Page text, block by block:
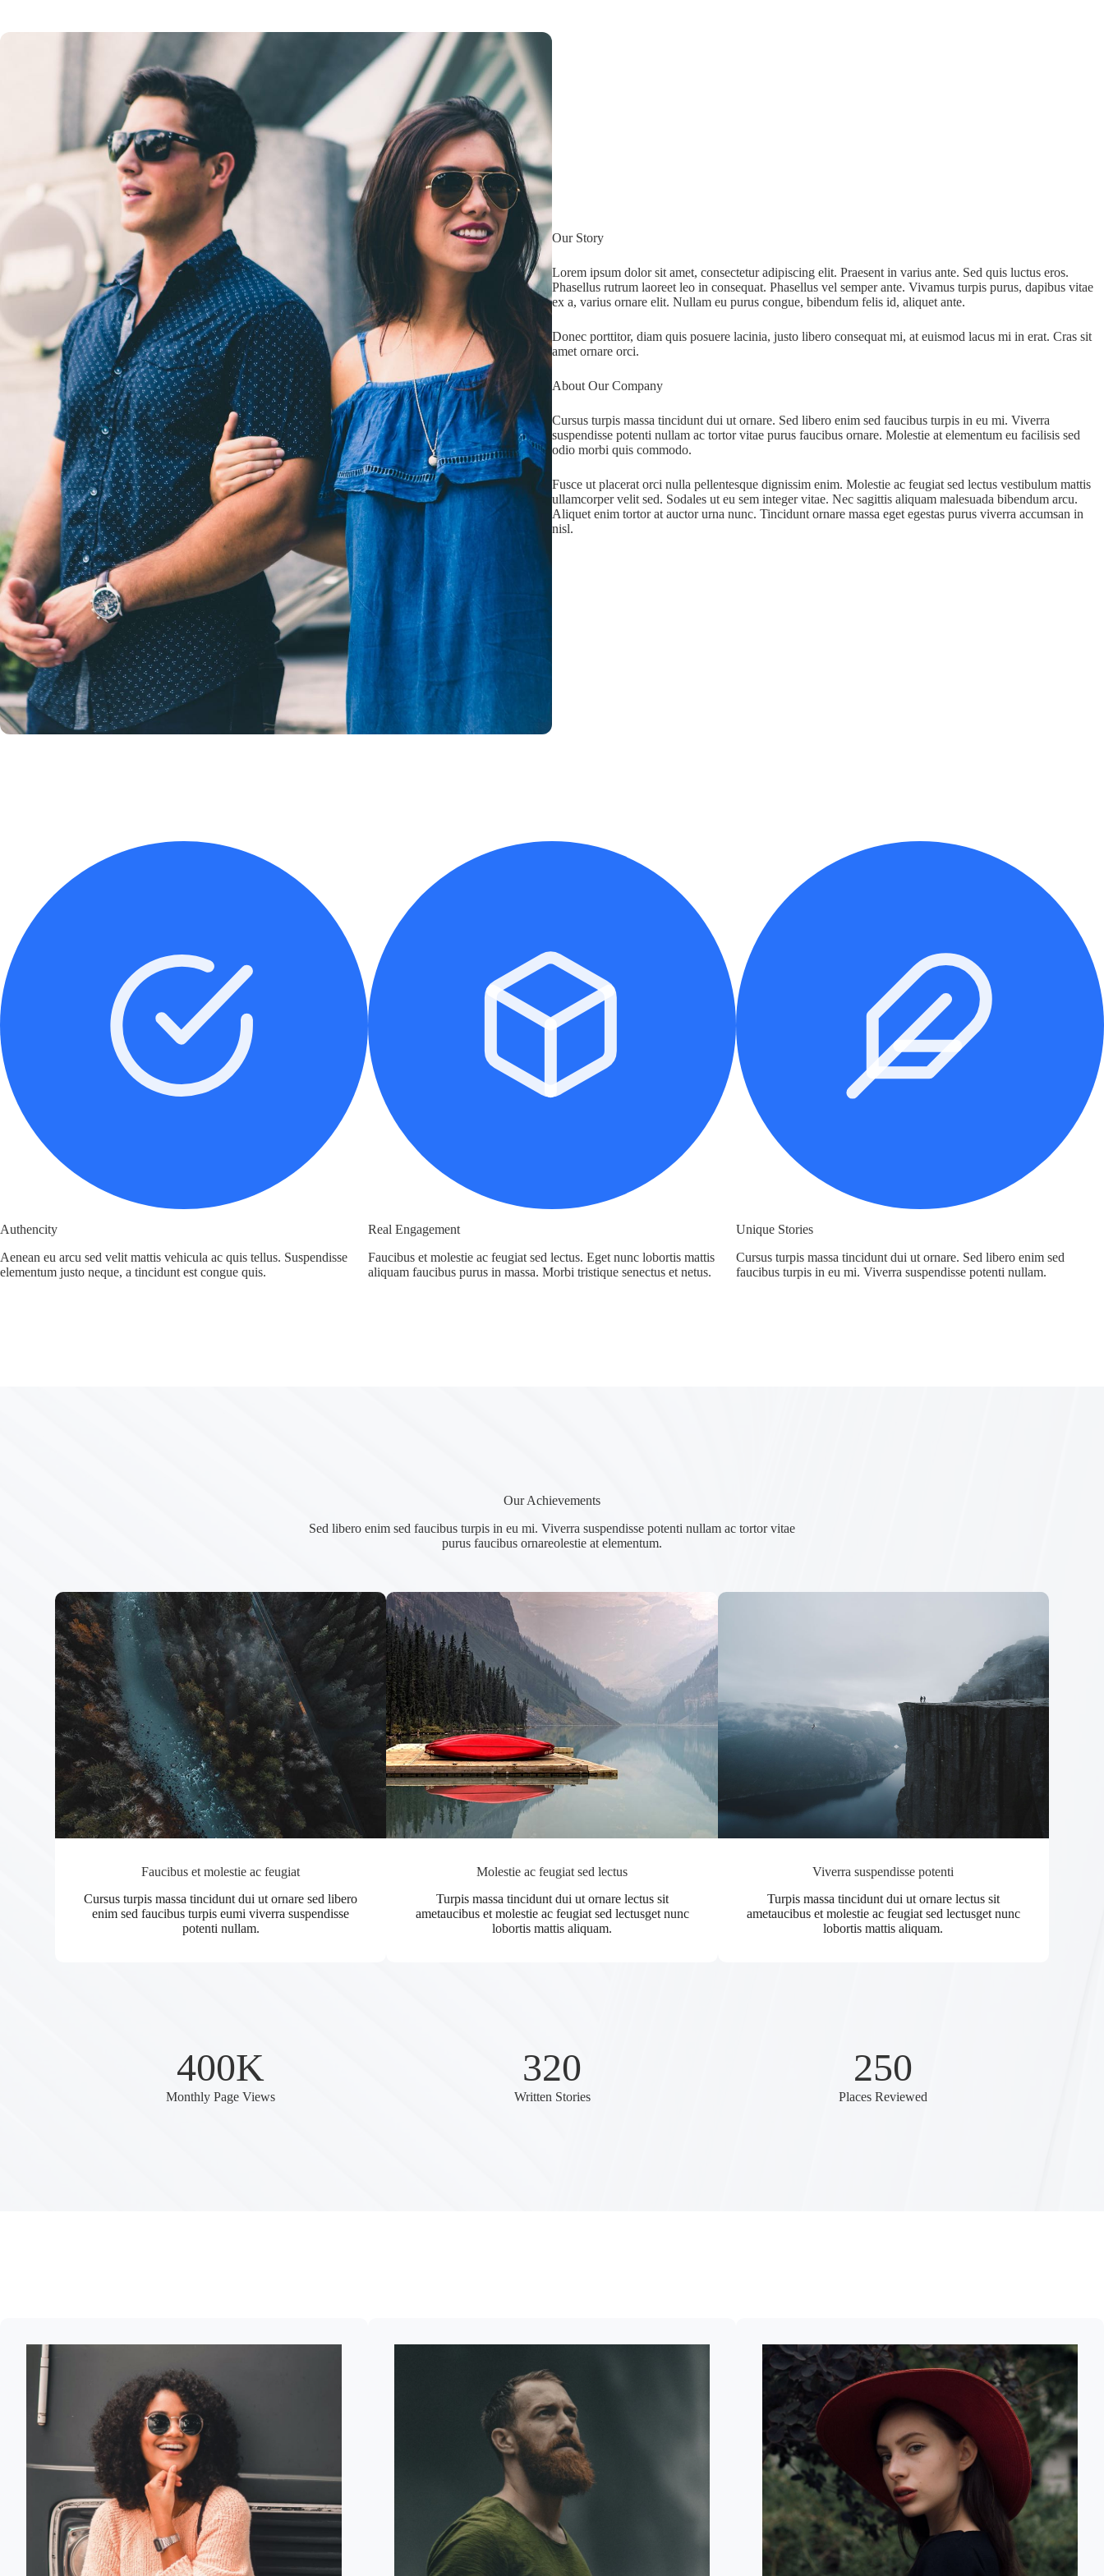
Our Story
Lorem ipsum dolor sit amet, consectetur adipiscing elit. Praesent in varius ante. Sed quis luctus eros.
Phasellus rutrum laoreet leo in consequat. Phasellus vel semper ante. Vivamus turpis purus, dapibus vitae
ex a, varius ornare elit. Nullam eu purus congue, bibendum felis id, aliquet ante.
Donec porttitor, diam quis posuere lacinia, justo libero consequat mi, at euismod lacus mi in erat. Cras sit
amet ornare orci.
About Our Company
Cursus turpis massa tincidunt dui ut ornare. Sed libero enim sed faucibus turpis in eu mi. Viverra
suspendisse potenti nullam ac tortor vitae purus faucibus ornare. Molestie at elementum eu facilisis sed
odio morbi quis commodo.
Fusce ut placerat orci nulla pellentesque dignissim enim. Molestie ac feugiat sed lectus vestibulum mattis
ullamcorper velit sed. Sodales ut eu sem integer vitae. Nec sagittis aliquam malesuada bibendum arcu.
Aliquet enim tortor at auctor urna nunc. Tincidunt ornare massa eget egestas purus viverra accumsan in
nisl.
Authencity
Aenean eu arcu sed velit mattis vehicula ac quis tellus. Suspendisse
elementum justo neque, a tincidunt est congue quis.
Real Engagement
Faucibus et molestie ac feugiat sed lectus. Eget nunc lobortis mattis
aliquam faucibus purus in massa. Morbi tristique senectus et netus.
Unique Stories
Cursus turpis massa tincidunt dui ut ornare. Sed libero enim sed
faucibus turpis in eu mi. Viverra suspendisse potenti nullam.
Our Achievements
Sed libero enim sed faucibus turpis in eu mi. Viverra suspendisse potenti nullam ac tortor vitae
purus faucibus ornareolestie at elementum.
Faucibus et molestie ac feugiat
Cursus turpis massa tincidunt dui ut ornare sed libero
enim sed faucibus turpis eumi viverra suspendisse
potenti nullam.
Molestie ac feugiat sed lectus
Turpis massa tincidunt dui ut ornare lectus sit
ametaucibus et molestie ac feugiat sed lectusget nunc
lobortis mattis aliquam.
Viverra suspendisse potenti
Turpis massa tincidunt dui ut ornare lectus sit
ametaucibus et molestie ac feugiat sed lectusget nunc
lobortis mattis aliquam.
400K
Monthly Page Views
320
Written Stories
250
Places Reviewed